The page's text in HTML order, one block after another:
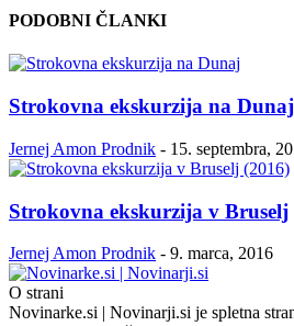
PODOBNI ČLANKI
Strokovna ekskurzija na Dunaj
Jernej Amon Prodnik - 15. septembra,
Strokovna ekskurzija v Bruselj
Jernej Amon Prodnik - 9. marca, 2016
O strani
Novinarke.si | Novinarji.si je spletna